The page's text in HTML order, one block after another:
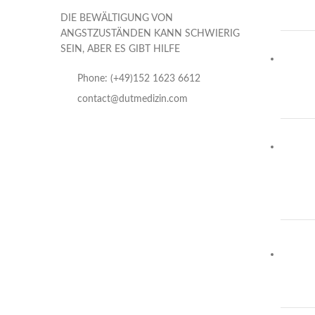
DIE BEWÄLTIGUNG VON
ANGSTZUSTÄNDEN KANN SCHWIERIG
SEIN, ABER ES GIBT HILFE
Phone: (+49)152 1623 6612
contact@dutmedizin.com